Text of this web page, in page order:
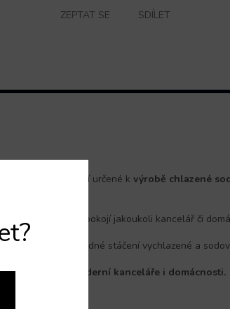
ZEPTAT SE SDÍLET
zařízení určené k výrobě chlazené
hodinu,
plně uspokojí jakoukoli kancelář či
, které umožňují snadné stáčení vychlazené a
patřící do
moderní kanceláře i domácnosti.